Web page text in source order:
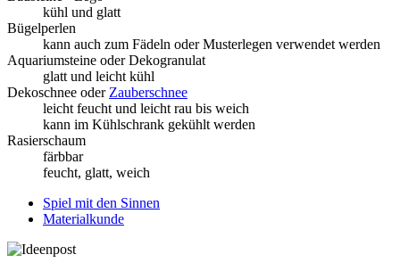
kühl und glatt
Bügelperlen
kann auch zum Fädeln oder Musterlegen verwendet werden
Aquariumsteine oder Dekogranulat
glatt und leicht kühl
Dekoschnee oder Zauberschnee
leicht feucht und leicht rau bis weich
kann im Kühlschrank gekühlt werden
Rasierschaum
färbbar
feucht, glatt, weich
Spiel mit den Sinnen
Materialkunde